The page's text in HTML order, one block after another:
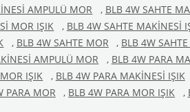
AMPULÜ MOR , BLB 4W SAHTE
MOR IŞIK , BLB 4W SAHTE MAKİNESİ
, BLB 4W SAHTE MOR , BLB 4W
AMPULÜ MOR , BLB 4W PARA
IŞIK , BLB 4W PARA MAKİNESİ IŞIK
PARA MOR , BLB 4W PARA MOR IŞIK ,